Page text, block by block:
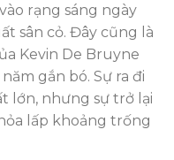
rạng sáng ngày
sân cỏ. Đây cũng là
Kevin De Bruyne
gắn bó. Sự ra đi
lớn, nhưng sự trở lại
lấp khoảng trống